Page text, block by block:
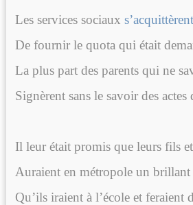
Les services sociaux s’acquittèrent
De fournir le quota qui était
La plus part des parents qui ne
Signèrent sans le savoir des actes
Il leur était promis que leurs fils
Auraient en métropole un brillant
Qu’ils iraient à l’école et feraient